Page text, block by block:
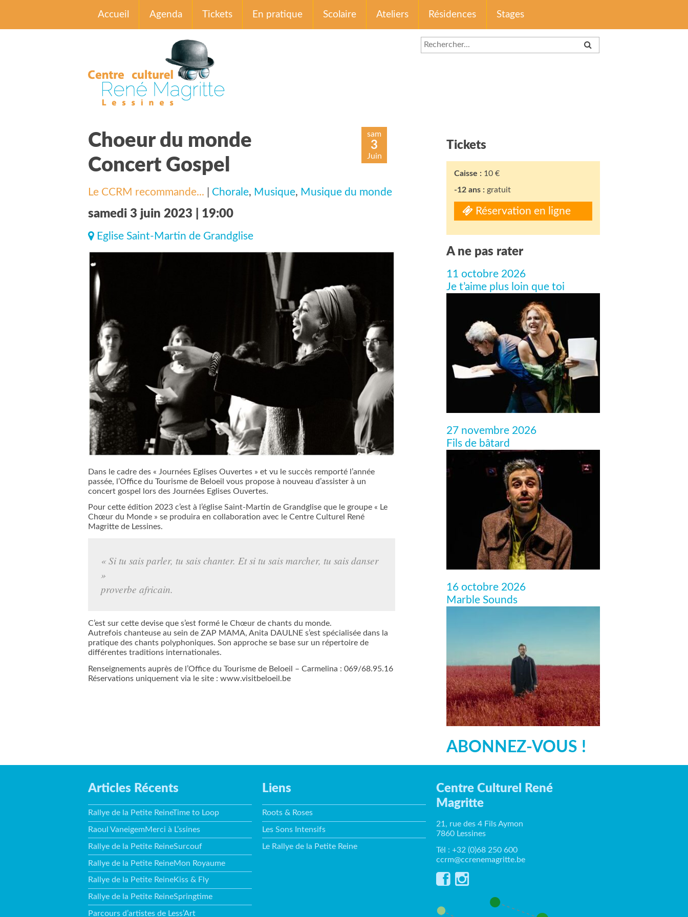
Accueil Agenda Tickets En pratique Scolaire Ateliers Résidences Stages
Choeur du monde
Concert Gospel
sam
3
Juin
Le CCRM recommande... Chorale, Musique, Musique du monde
samedi 3 juin 2023 | 19:00
Eglise Saint-Martin de Grandglise
Dans le cadre des « Journées Eglises Ouvertes » et vu le succès remporté l’année
passée, l’Office du Tourisme de Beloeil vous propose à nouveau d’assister à un
concert gospel lors des Journées Eglises Ouvertes.
Pour cette édition 2023 c’est à l’église Saint-Martin de Grandglise que le groupe « Le
Chœur du Monde » se produira en collaboration avec le Centre Culturel René
Magritte de Lessines.
« Si tu sais parler, tu sais chanter. Et si tu sais marcher, tu sais danser
»
proverbe africain.
C’est sur cette devise que s’est formé le Chœur de chants du monde.
Autrefois chanteuse au sein de ZAP MAMA, Anita DAULNE s’est spécialisée dans la
pratique des chants polyphoniques. Son approche se base sur un répertoire de
différentes traditions internationales.
Renseignements auprès de l’Office du Tourisme de Beloeil – Carmelina : 069/68.95.16
Réservations uniquement via le site : www.visitbeloeil.be
Tickets
Caisse : 10 €
-12 ans : gratuit
Réservation en ligne
A ne pas rater
11 octobre 2026
Je t’aime plus loin que toi
27 novembre 2026
Fils de bâtard
16 octobre 2026
Marble Sounds
ABONNEZ-VOUS !
Articles Récents
Rallye de la Petite ReineTime to Loop
Raoul VaneigemMerci à L’ssines
Rallye de la Petite ReineSurcouf
Rallye de la Petite ReineMon Royaume
Rallye de la Petite ReineKiss & Fly
Rallye de la Petite ReineSpringtime
Parcours d’artistes de Less’Art
Liens
Roots & Roses
Les Sons Intensifs
Le Rallye de la Petite Reine
Centre Culturel René
Magritte
21, rue des 4 Fils Aymon
7860 Lessines
Tél : +32 (0)68 250 600
ccrm@ccrenemagritte.be